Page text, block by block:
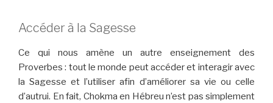
Accéder à la Sagesse
Ce qui nous amène un autre enseignement des
Proverbes : tout le monde peut accéder et interagir avec
la Sagesse et l’utiliser afin d’améliorer sa vie ou celle
d’autrui. En fait, Chokma en Hébreu n’est pas simplement